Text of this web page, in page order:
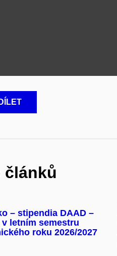
článků
– stipendia DAAD –
letním semestru
roku 2026/2027